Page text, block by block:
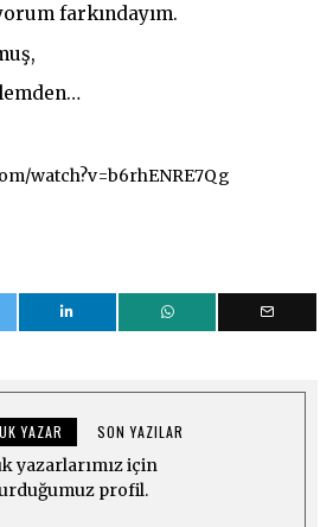
farkındayım.
watch?v=b6rhENRE7Qg
YAZAR SON YAZILAR
yazarlarımız için
profil.